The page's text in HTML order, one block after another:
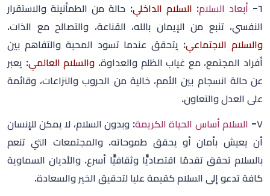
٦- أبعاد السلام: السلام الداخلي: حالة من الطمأنينة والاستقرار
النفسي، تنبع من الإيمان بالله، القناعة، والتصالح مع الذات.
والسلام الاجتماعي: يتحقق عندما تسود المحبة والتفاهم بين
أفراد المجتمع، مع غياب الظلم والعداوة. والسلام العالمي: يعبر
عن حالة انسجام بين الأمم، خالية من الحروب والنزاعات، وقائمة
على العدل والتعاون.
٧-
السلام أساس الحياة الكريمة: وبدون السلام، لا يمكن للإنسان
أن يعيش بأمان أو يحقق طموحاته. والمجتمعات التي تنعم
بالسلام تحقق تقدمًا اقتصاديًّا وثقافيًّا أسرع. والأديان السماوية
كافة تدعو إلى السلام كقيمة عليا لتحقيق الخير والسعادة.